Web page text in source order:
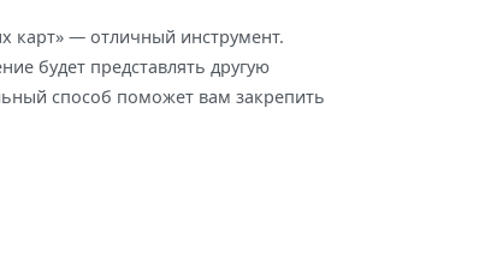
карт» — отличный инструмент.
будет представлять другую
способ поможет вам закрепить